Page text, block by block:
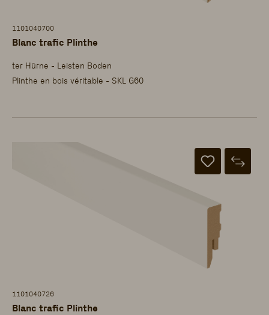
1101040700
Blanc trafic Plinthe
ter Hürne - Leisten Boden
Plinthe en bois véritable - SKL G60
1101040726
Blanc trafic Plinthe